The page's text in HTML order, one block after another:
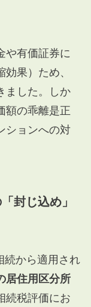
や有価証券に
果）ため、
ました。しか
額の乖離是正
ションへの対
封じ込め」
続から適用され
居住用区分所
続税評価にお